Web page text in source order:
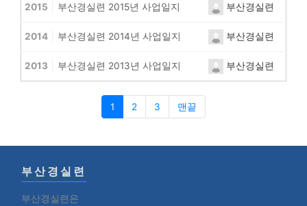
2015 부산경실련 2015년 사업일지 부산경실련
2014 부산경실련 2014년 사업일지 부산경실련
2013 부산경실련 2013년 사업일지 부산경실련
1 2 3 맨끝
부산경실련
부산경실련은